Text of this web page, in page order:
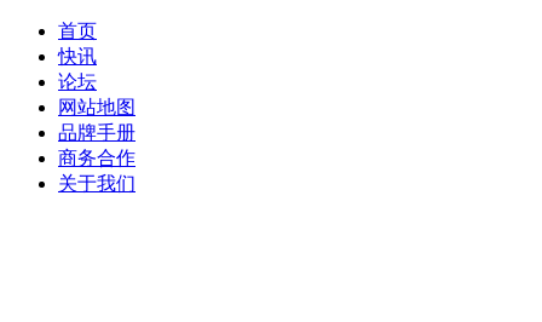
首页
快讯
论坛
网站地图
品牌手册
商务合作
关于我们